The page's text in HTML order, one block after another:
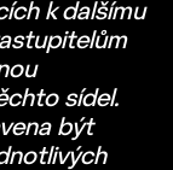
k dalšímu
sídel.
být